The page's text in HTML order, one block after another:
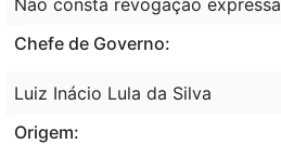
Chefe de Governo:
Luiz Inácio Lula da Silva
Origem: